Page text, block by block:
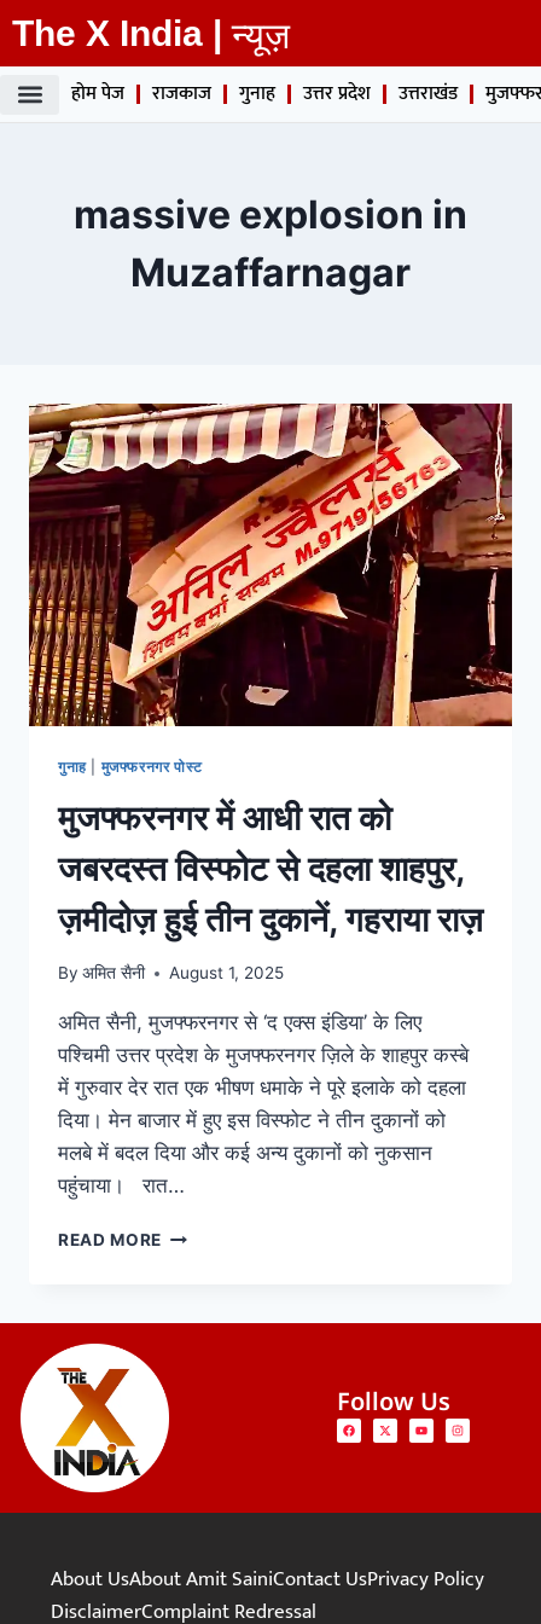
The X India | न्यूज़
होम पेज राजकाज गुनाह उत्तर प्रदेश उत्तराखंड
massive explosion in
Muzaffarnagar
गुनाह| मुजफ्फरनगर पोस्ट
मुजफ्फरनगर में आधी रात को
जबरदस्त विस्फोट से दहला शाहपुर,
ज़मीदोज़ हुई तीन दुकानें, गहराया राज़
By अमित सैनी August 1, 2025
अमित सैनी, मुजफ्फरनगर से ‘द एक्स इंडिया’ के लिए
पश्चिमी उत्तर प्रदेश के मुजफ्फरनगर ज़िले के शाहपुर कस्बे
में गुरुवार देर रात एक भीषण धमाके ने पूरे इलाके को दहला
दिया। मेन बाजार में हुए इस विस्फोट ने तीन दुकानों को
मलबे में बदल दिया और कई अन्य दुकानों को नुकसान
पहुंचाया। रात…
READ MORE
Follow Us
About UsAbout Amit SainiContact UsPrivacy Policy
DisclaimerComplaint Redressal